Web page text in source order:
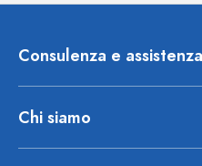
Consulenza e
Chi siamo